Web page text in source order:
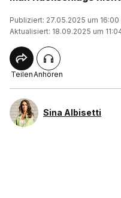
Publiziert: 27.05.2025 um 16:00
Aktualisiert: 18.09.2025 um
TeilenAnhören
Sina Albisetti